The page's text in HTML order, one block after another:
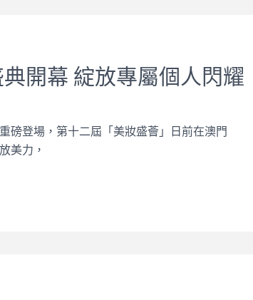
開幕 綻放專屬個人閃耀
磅登場，第十二屆「美妝盛薈」日前在澳門
美力，